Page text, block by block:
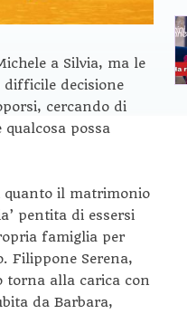
a Silvia, ma le
decisione
cercando di
possa
quanto il matrimonio
pentita di essersi
famiglia per
Filippone Serena,
torna alla carica con
da Barbara,